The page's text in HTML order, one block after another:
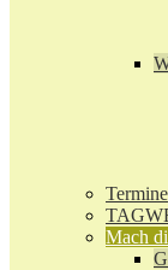
Termine
Mach